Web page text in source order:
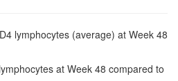
lymphocytes (average) at Week 48
at Week 48 compared to